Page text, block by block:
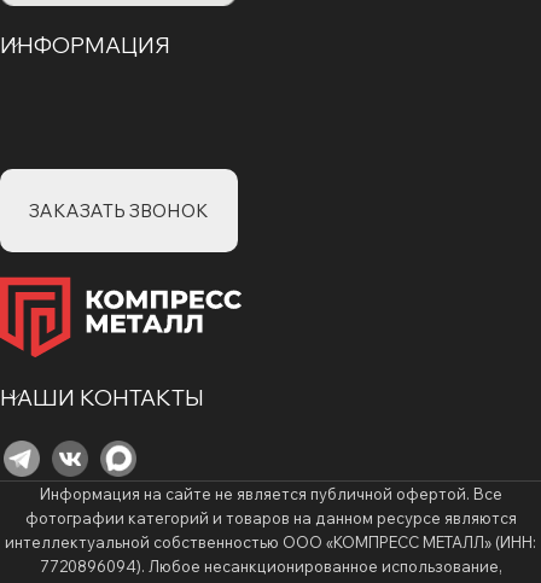
ИНФОРМАЦИЯ
ЗАКАЗАТЬ ЗВОНОК
НАШИ КОНТАКТЫ
Информация на сайте не является публичной офертой. Все
фотографии категорий и товаров на данном ресурсе являются
интеллектуальной собственностью ООО «КОМПРЕСС МЕТАЛЛ» (ИНН:
7720896094). Любое несанкционированное использование,